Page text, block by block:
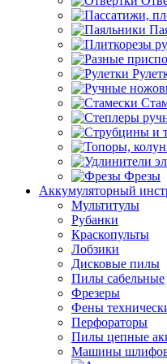
Фрезы
Аккумуляторный
Мультитулы
Рубанки
Краскопульты
Лобзики
Дисковые пилы
Пилы сабельные
Фрезеры
Фены
Перфораторы
Пилы цепные
Машины